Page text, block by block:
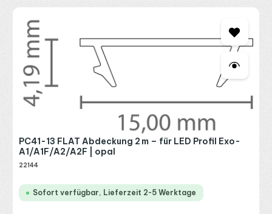
PC41-13 FLAT Abdeckung 2 m – für LED Profil Exo-
A1/A1F/A2/A2F | opal
22144
Sofort verfügbar, Lieferzeit 2-5 Werktage